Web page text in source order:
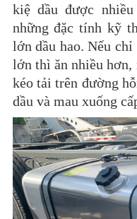
kiệ dầu được
những đặc tính kỹ
lớn dầu hao. Nếu
lớn thì ăn nhiều
kéo tải trên đường
dầu và mau xuống